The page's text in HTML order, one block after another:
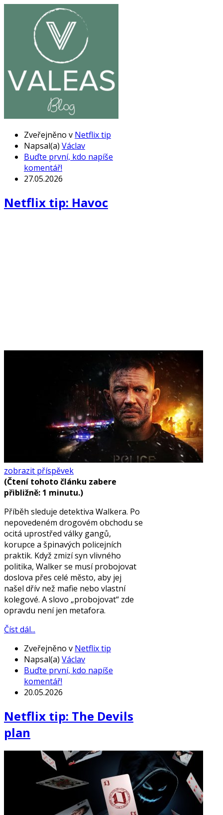
Zveřejněno v Netflix tip
Napsal(a) Václav
Buďte první, kdo napíše
komentář!
27.05.2026
Netflix tip: Havoc
zobrazit příspěvek
(Čtení tohoto článku zabere
přibližně: 1 minutu.)
Příběh sleduje detektiva Walkera. Po
nepovedeném drogovém obchodu se
ocitá uprostřed války gangů,
korupce a špinavých policejních
praktik. Když zmizí syn vlivného
politika, Walker se musí probojovat
doslova přes celé město, aby jej
našel dřív než mafie nebo vlastní
kolegové. A slovo „probojovat“ zde
opravdu není jen metafora.
Číst dál...
Zveřejněno v Netflix tip
Napsal(a) Václav
Buďte první, kdo napíše
komentář!
20.05.2026
Netflix tip: The Devils
plan